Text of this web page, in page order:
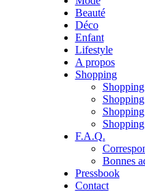
Beauté
Déco
Enfant
Lifestyle
A propos
Shopping
F.A.Q.
Bonnes
Pressbook
Contact